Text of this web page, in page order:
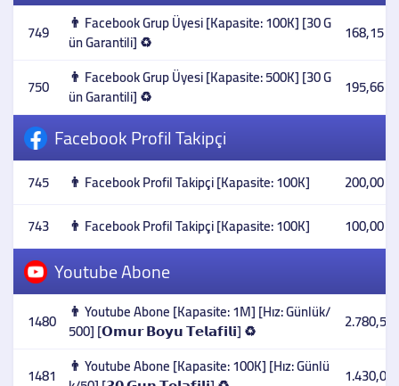
749 👨 Facebook Grup Üyesi [Kapasite: 100K] [30 G
ün Garantili] ♻️ 168,15 TL
750 👨 Facebook Grup Üyesi [Kapasite: 500K] [30 G
ün Garantili] ♻️ 195,66 TL
Facebook Profil Takipçi
745 👨 Facebook Profil Takipçi [Kapasite: 100K]
200,00 TL
743
👨 Facebook Profil Takipçi [Kapasite: 100K] 100,00 TL
Youtube Abone
1480 👨 Youtube Abone [Kapasite: 1M] [Hız: Günlük/
500] [𝗢𝗺𝘂𝗿 𝗕𝗼𝘆𝘂 𝗧𝗲𝗹𝗮𝗳𝗶𝗹𝗶] ♻️ 2.780,57
1481 👨 Youtube Abone [Kapasite: 100K] [Hız: Günlü 1.430,00